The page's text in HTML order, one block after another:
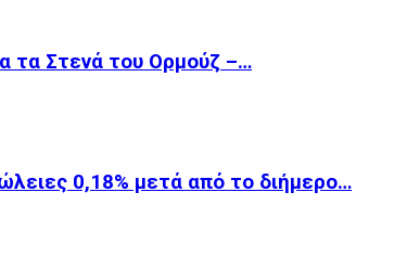
τα Στενά του Ορμούζ –…
0,18% μετά από το διήμερο…